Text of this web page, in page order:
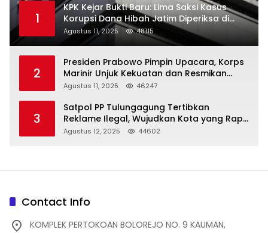
1
KPK Kejar Bukti Baru: Lima Saksi Kasus
Korupsi Dana Hibah Jatim Diperiksa di
Trenggalek
Agustus 11, 2025 48115
2
Presiden Prabowo Pimpin Upacara, Korps
Marinir Unjuk Kekuatan dan Resmikan
Struktur Baru
Agustus 11, 2025 46247
3
Satpol PP Tulungagung Tertibkan
Reklame Ilegal, Wujudkan Kota yang Rapi
dan Indah
Agustus 12, 2025 44602
Contact Info
KOMPLEK PERTOKOAN BOLOREJO NO. 9 KAUMAN,